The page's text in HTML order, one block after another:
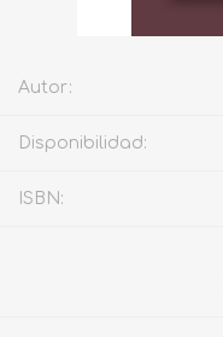
Autor:
Disponibilidad:
ISBN: